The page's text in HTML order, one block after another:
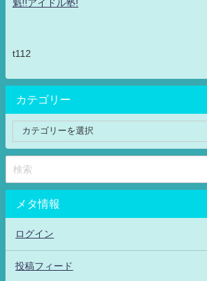
魁!!アイドル塾!
t112
カテゴリー
メタ情報
ログイン
投稿フィード